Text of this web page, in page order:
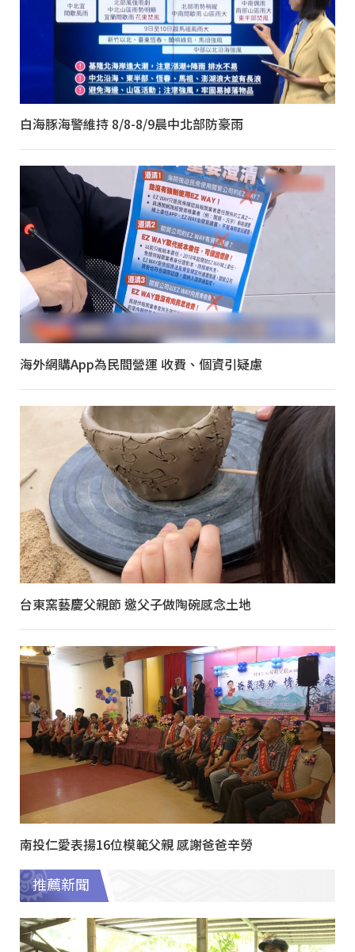
白海豚海警維持 8/8-8/9晨中北部防豪雨
海外網購App為民間營運 收費、個資引疑慮
台東窯藝慶父親節 邀父子做陶碗感念土地
南投仁愛表揚16位模範父親 感謝爸爸辛勞
推薦新聞